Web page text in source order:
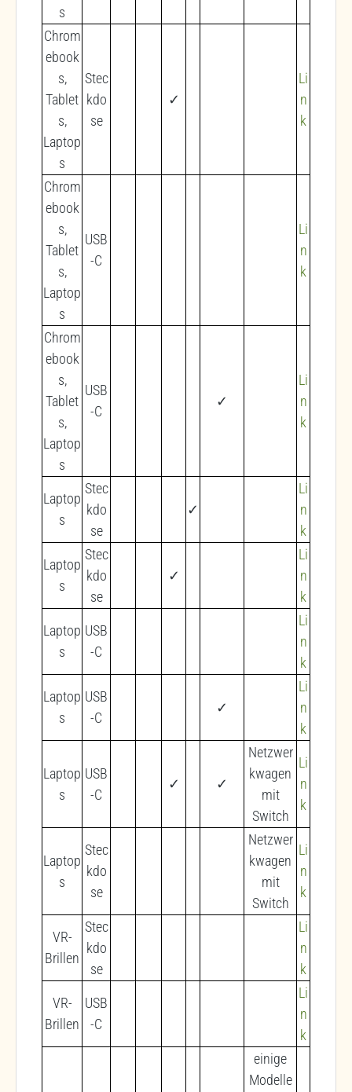
s
Chrom
ebook
s,
Tablet
s,
Laptop
s
Stec
kdo
se
✓
Li
n
k
Chrom
ebook
s,
Tablet
s,
Laptop
s
USB
-C
Li
n
k
Chrom
ebook
s,
Tablet
s,
Laptop
s
USB
-C
✓
Li
n
k
Laptop
s
Stec
kdo
se
✓
Li
n
k
Laptop
s
Stec
kdo
se
✓
Li
n
k
Laptop
s
USB
-C
Li
n
k
Laptop
s
USB
-C
✓
Li
n
k
Laptop
s
USB
-C
✓ ✓
Netzwer
kwagen
mit
Switch
Li
n
k
Laptop
s
Stec
kdo
se
Netzwer
kwagen
mit
Switch
Li
n
k
VR-
Brillen
Stec
kdo
se
Li
n
k
VR-
Brillen
USB
-C
Li
n
k
einige
Modelle